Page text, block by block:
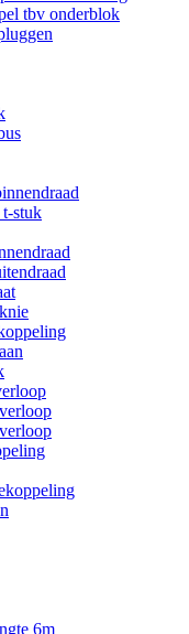
tbv onderblok
stuk
6m